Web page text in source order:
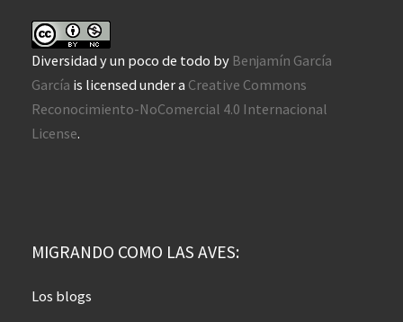
Diversidad y un poco de todo by Benjamín García
García is licensed under a Creative Commons
Reconocimiento-NoComercial 4.0 Internacional
License.
MIGRANDO COMO LAS AVES:
Los blogs